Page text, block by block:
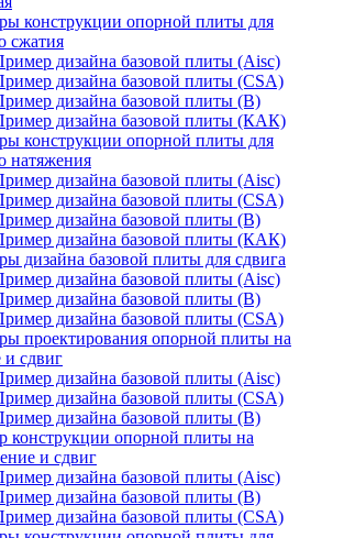
конструкции опорной плиты для
сжатия
дизайна базовой плиты (Aisc)
дизайна базовой плиты (CSA)
дизайна базовой плиты (В)
дизайна базовой плиты (КАК)
конструкции опорной плиты для
натяжения
дизайна базовой плиты (Aisc)
дизайна базовой плиты (CSA)
дизайна базовой плиты (В)
дизайна базовой плиты (КАК)
дизайна базовой плиты для сдвига
дизайна базовой плиты (Aisc)
дизайна базовой плиты (В)
дизайна базовой плиты (CSA)
проектирования опорной плиты на
и сдвиг
дизайна базовой плиты (Aisc)
дизайна базовой плиты (CSA)
дизайна базовой плиты (В)
конструкции опорной плиты на
и сдвиг
дизайна базовой плиты (Aisc)
дизайна базовой плиты (В)
дизайна базовой плиты (CSA)